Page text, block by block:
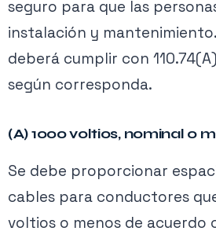
seguro para que las
instalación y
deberá cumplir con
según corresponda.
(A) 1000 voltios, nominal o
Se debe proporcionar
cables para conductores
voltios o menos de acuerdo